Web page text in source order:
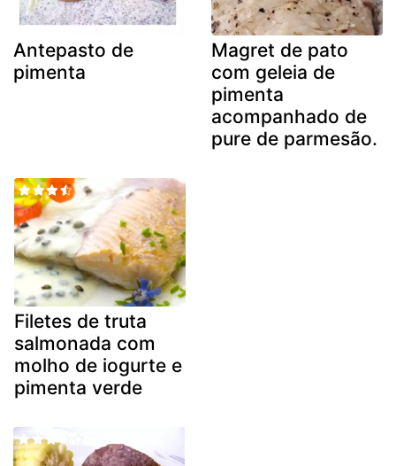
Antepasto de
pimenta
Magret de pato
com geleia de
pimenta
acompanhado de
pure de parmesão.
Filetes de truta
salmonada com
molho de iogurte e
pimenta verde